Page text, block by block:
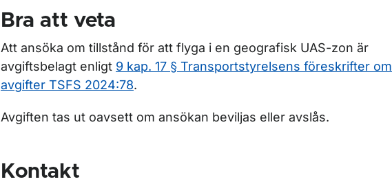
Bra att veta
Att ansöka om tillstånd för att flyga i en geografisk UAS-zon är
avgiftsbelagt enligt 9 kap. 17 § Transportstyrelsens föreskrifter om
avgifter TSFS 2024:78.
Avgiften tas ut oavsett om ansökan beviljas eller avslås.
Kontakt